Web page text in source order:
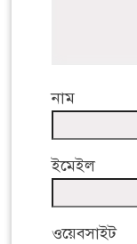
নাম
ইমেইল
ওয়েবসাইট